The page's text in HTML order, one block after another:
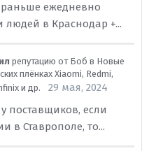
ежедневно
в Краснодар +...
репутацию от Боб в Новые
плёнках Xiaomi, Redmi,
и др.
29 мая, 2024
поставщиков, если
в Ставрополе, то...